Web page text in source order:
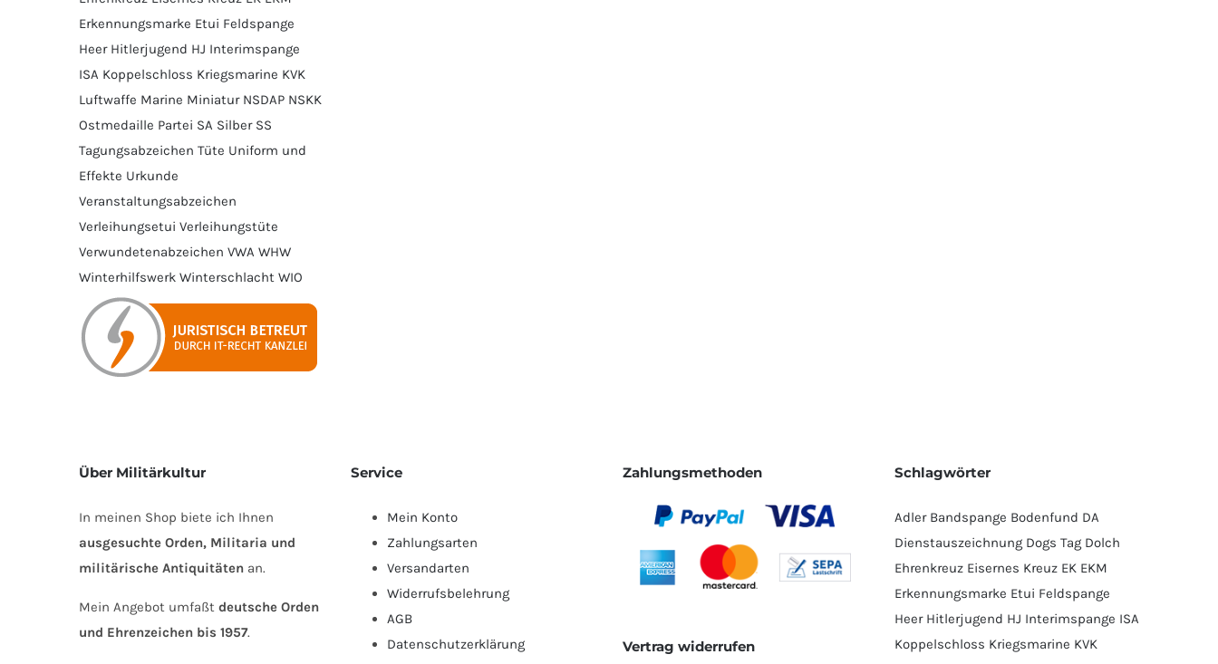
Erkennungsmarke Etui Feldspange
Heer Hitlerjugend HJ Interimspange
ISA Koppelschloss Kriegsmarine KVK
Luftwaffe Marine Miniatur NSDAP NSKK
Ostmedaille Partei SA Silber SS
Tagungsabzeichen Tüte Uniform und
Effekte Urkunde
Veranstaltungsabzeichen
Verleihungsetui Verleihungstüte
Verwundetenabzeichen VWA WHW
Winterhilfswerk Winterschlacht WIO
Über Militärkultur
In meinen Shop biete ich Ihnen
ausgesuchte Orden, Militaria und
militärische Antiquitäten an.
Mein Angebot umfaßt deutsche Orden
und Ehrenzeichen bis 1957.
Service
Mein Konto
Zahlungsarten
Versandarten
Widerrufsbelehrung
AGB
Datenschutzerklärung
Zahlungsmethoden
Vertrag widerrufen
Schlagwörter
Adler Bandspange Bodenfund DA
Dienstauszeichnung Dogs Tag Dolch
Ehrenkreuz Eisernes Kreuz EK EKM
Erkennungsmarke Etui Feldspange
Heer Hitlerjugend HJ Interimspange ISA
Koppelschloss Kriegsmarine KVK